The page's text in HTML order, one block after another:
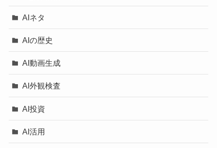
AIネタ
AIの歴史
AI動画生成
AI外観検査
AI投資
AI活用